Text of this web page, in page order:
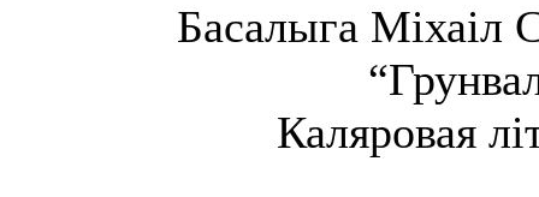
Басалыга Міхаіл
Каляровая